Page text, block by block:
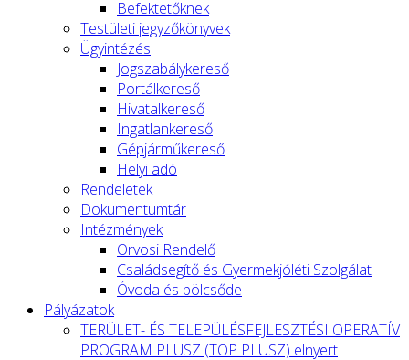
Befektetőknek
Testületi jegyzőkönyvek
Ügyintézés
Jogszabálykereső
Portálkereső
Hivatalkereső
Ingatlankereső
Gépjárműkereső
Helyi adó
Rendeletek
Dokumentumtár
Intézmények
Orvosi Rendelő
Családsegítő és Gyermekjóléti Szolgálat
Óvoda és bölcsőde
Pályázatok
TERÜLET- ÉS TELEPÜLÉSFEJLESZTÉSI OPERATÍV
PROGRAM PLUSZ (TOP PLUSZ) elnyert